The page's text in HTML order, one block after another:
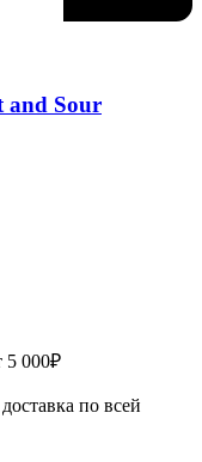
and Sour
5 000₽
по всей